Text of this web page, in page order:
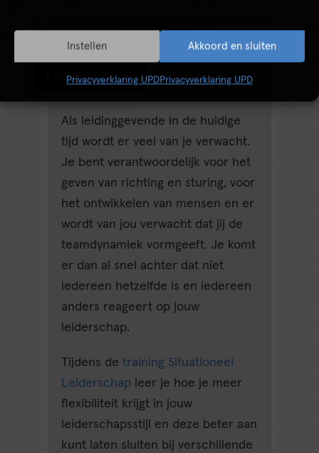
Akkoord en sluiten
Instellen
Privacyverklaring UPDPrivacyverklaring UPD
TRAINING SITUATIONEEL
LEIDERSCHAP
Als leidinggevende in de huidige
tijd wordt er veel van je verwacht.
Je bent verantwoordelijk voor het
geven van richting en sturing, voor
het ontwikkelen van mensen en er
wordt van jou verwacht dat jij de
teamdynamiek vormgeeft. Je komt
er dan al snel achter dat niet
iedereen hetzelfde is en iedereen
anders reageert op jouw
leiderschap.
Tijdens detraining Situationeel
Leiderschap leer je hoe je meer
flexibiliteit krijgt in jouw
leiderschapsstijl en deze beter aan
kunt laten sluiten bij verschillende